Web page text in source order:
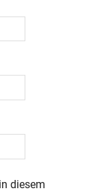
diesem